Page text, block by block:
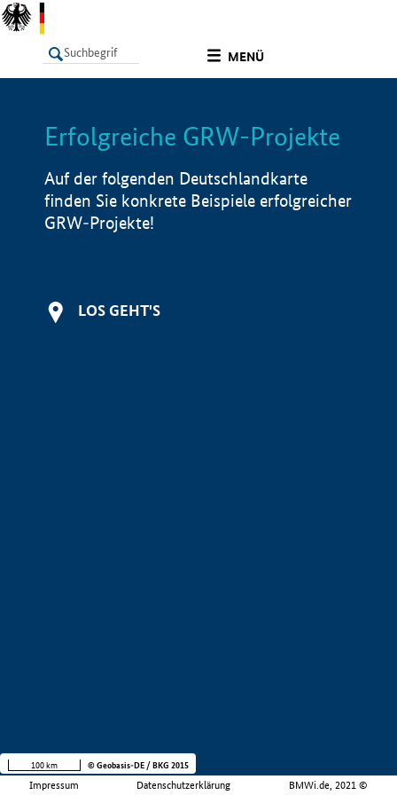
MENÜ
LISTE Info
Erfolgreiche GRW-Projekte
Auf der folgenden Deutschlandkarte
finden Sie konkrete Beispiele erfolgreicher
GRW-Projekte!
LOS GEHT'S
Impressum Datenschutzerklärung BMWi.de, 2021 ©
100 km © Geobasis-DE / BKG 2015